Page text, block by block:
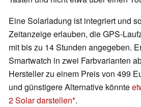
Eine Solarladung ist integriert und
Zeitanzeige erlauben, die GPS-
mit bis zu 14 Stunden angegeben.
Smartwatch in zwei Farbvarianten
Hersteller zu einem Preis von 499
und günstigere Alternative könnte
2 Solar darstellen .